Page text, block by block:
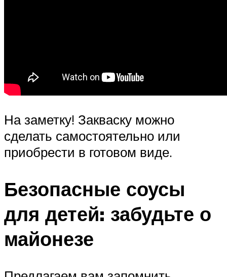
На заметку! Закваску можно
сделать самостоятельно или
приобрести в готовом виде.
Безопасные соусы
для детей: забудьте о
майонезе